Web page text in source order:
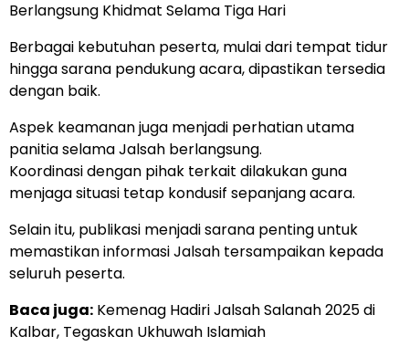
Berlangsung Khidmat Selama Tiga Hari
Berbagai kebutuhan peserta, mulai dari tempat tidur
hingga sarana pendukung acara, dipastikan tersedia
dengan baik.
Aspek keamanan juga menjadi perhatian utama
panitia selama Jalsah berlangsung.
Koordinasi dengan pihak terkait dilakukan guna
menjaga situasi tetap kondusif sepanjang acara.
Selain itu, publikasi menjadi sarana penting untuk
memastikan informasi Jalsah tersampaikan kepada
seluruh peserta.
Baca juga: Kemenag Hadiri Jalsah Salanah 2025 di
Kalbar, Tegaskan Ukhuwah Islamiah